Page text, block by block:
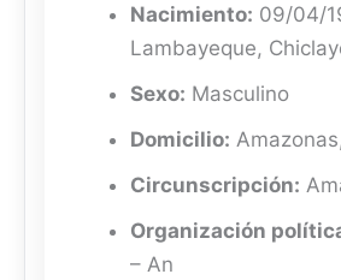
Nacimiento: 09/04/
Lambayeque,
Sexo: Masculino
Domicilio:
Circunscripción:
Organización
– An